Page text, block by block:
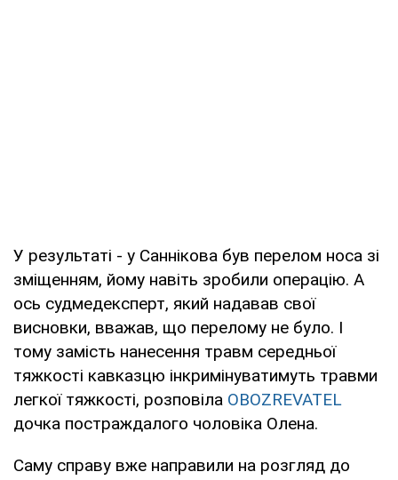
У результаті - у Саннікова був перелом носа зі
зміщенням, йому навіть зробили операцію. А
ось судмедексперт, який надавав свої
висновки, вважав, що перелому не було. І
тому замість нанесення травм середньої
тяжкості кавказцю інкримінуватимуть травми
легкої тяжкості, розповіла OBOZREVATEL
дочка постраждалого чоловіка Олена.
Саму справу вже направили на розгляд до